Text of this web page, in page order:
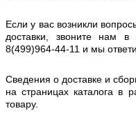
Если у вас возникли
доставки, звоните нам в
8(499)964-44-11 и мы
Сведения о доставке и
на страницах каталога в
товару.